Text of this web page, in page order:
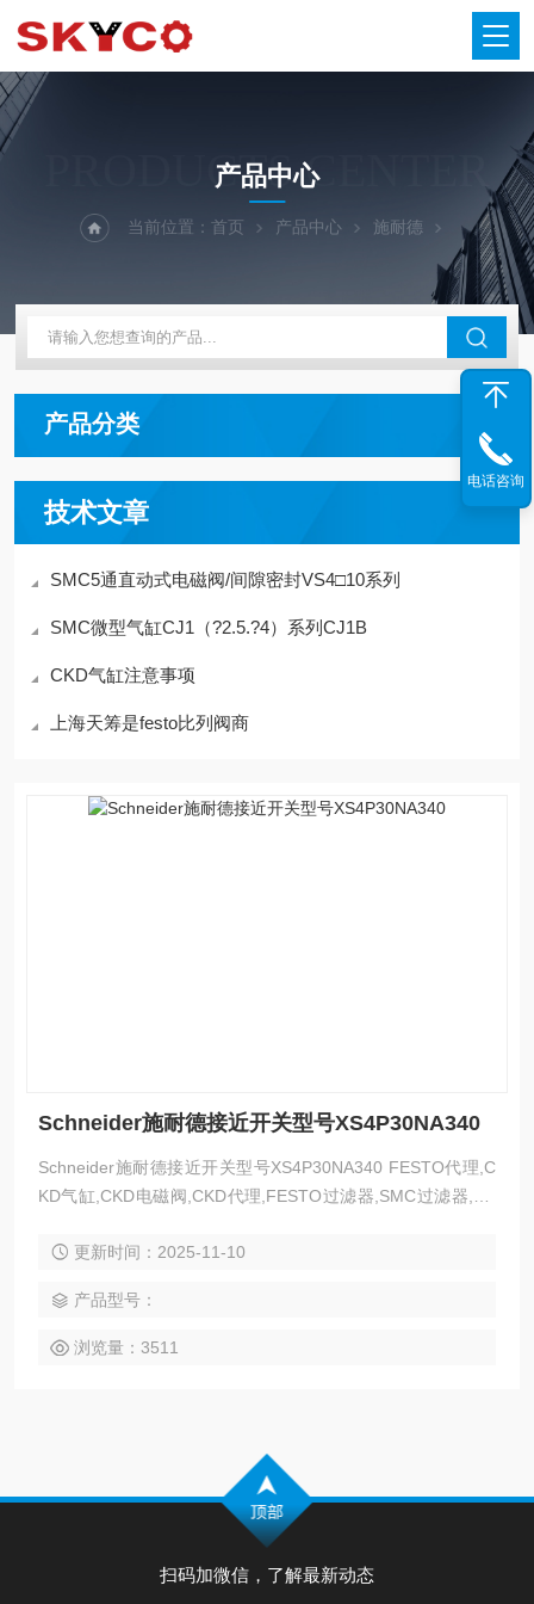
PRODUCTS CENTER
产品中心
当前位置： 首页 产品中心 施耐德
产品分类
技术文章
SMC5通直动式电磁阀/间隙密封VS4□10系列
SMC微型气缸CJ1（?2.5.?4）系列CJ1B
CKD气缸注意事项
上海天筹是festo比列阀商
Schneider施耐德接近开关型号XS4P30NA340
Schneider施耐德接近开关型号XS4P30NA340 FESTO代理,C
KD气缸,CKD电磁阀,CKD代理,FESTO过滤器,SMC过滤器,CK
缸,SMC气管,SMC上海代理,MAC电磁阀,费斯托FESTO,META
——天筹（上海）自动化设备有限公司
更新时间：2025-11-10
产品型号：
浏览量：3511
扫码加微信，了解最新动态
电话咨询